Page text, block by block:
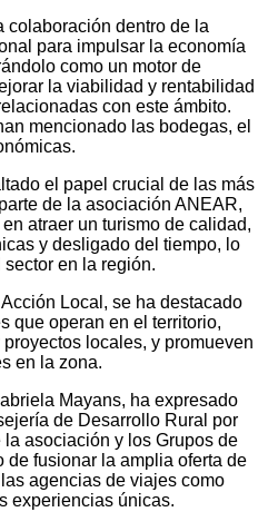
colaboración dentro de la
para impulsar la economía
como un motor de
la viabilidad y rentabilidad
con este ámbito.
mencionado las bodegas, el
el papel crucial de las más
de la asociación ANEAR,
atraer un turismo de calidad,
y desligado del tiempo, lo
en la región.
Local, se ha destacado
que operan en el territorio,
locales, y promueven
en la zona.
Mayans, ha expresado
de Desarrollo Rural por
asociación y los Grupos de
fusionar la amplia oferta de
agencias de viajes como
experiencias únicas.